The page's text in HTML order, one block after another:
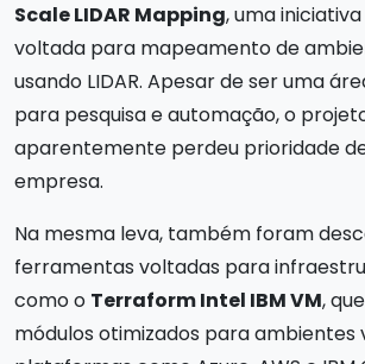
Scale LIDAR Mapping, uma
voltada para mapeamento de
usando LIDAR. Apesar de ser uma
para pesquisa e automação, o
aparentemente perdeu prioridade
empresa.
Na mesma leva, também foram
ferramentas voltadas para
como o Terraform Intel IBM VM,
módulos otimizados para ambientes